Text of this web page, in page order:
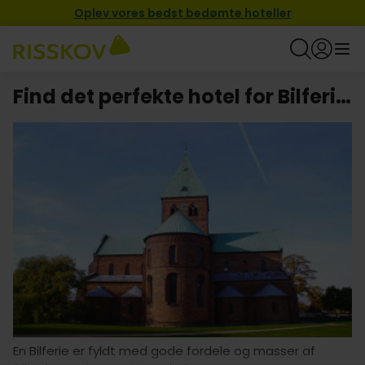
Oplev vores bedst bedømte hoteller
Find det perfekte hotel for Bilferie i Ringsted
En Bilferie er fyldt med gode fordele og masser af